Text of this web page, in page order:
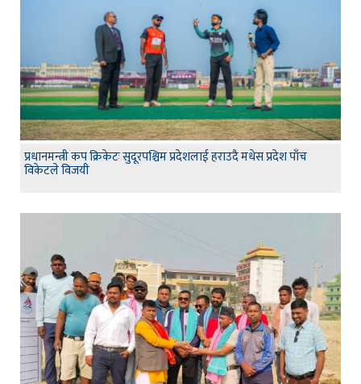
प्रधानमन्त्री कप क्रिकेटः सुदूरपश्चिम प्रदेशलाई हराउदै मधेस प्रदेश पाँच
विकेटले विजयी